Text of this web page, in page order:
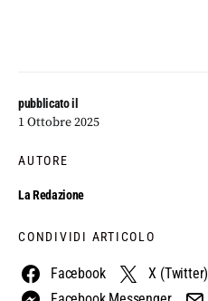
pubblicato il
1 Ottobre 2025
AUTORE
La Redazione
CONDIVIDI ARTICOLO
Facebook X (Twitter)